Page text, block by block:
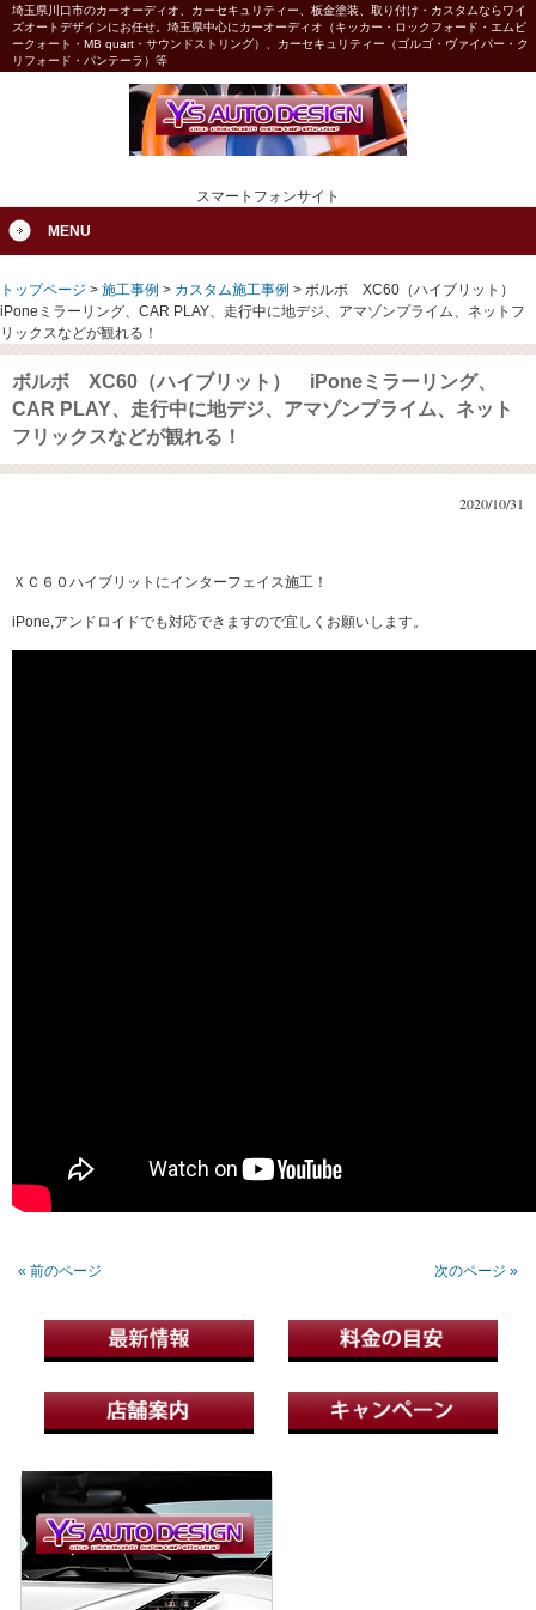
埼玉県川口市のカーオーディオ、カーセキュリティー、板金塗装、取り付け・カスタムならワイ
ズオートデザインにお任せ。埼玉県中心にカーオーディオ（キッカー・ロックフォード・エムビ
ークォート・MB quart・サウンドストリング）、カーセキュリティー（ゴルゴ・ヴァイパー・ク
リフォード・パンテーラ）等
スマートフォンサイト
MENU
トップページ > 施工事例 > カスタム施工事例 > ボルボ XC60（ハイブリット）
iPoneミラーリング、CAR PLAY、走行中に地デジ、アマゾンプライム、ネットフ
リックスなどが観れる！
ボルボ XC60（ハイブリット） iPoneミラーリング、
CAR PLAY、走行中に地デジ、アマゾンプライム、ネット
フリックスなどが観れる！
2020/10/31
ＸＣ６０ハイブリットにインターフェイス施工！
iPone,アンドロイドでも対応できますので宜しくお願いします。
« 前のページ 次のページ »